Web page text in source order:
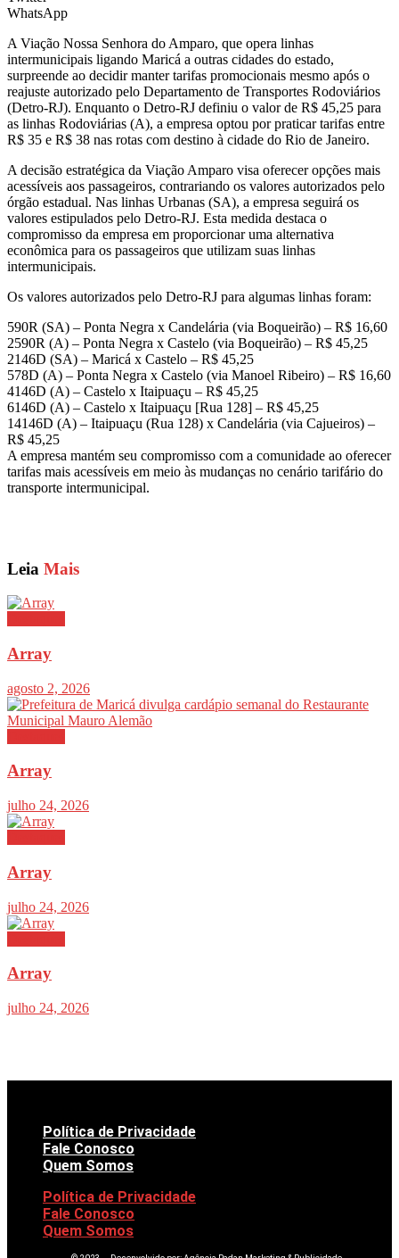
WhatsApp
A Viação Nossa Senhora do Amparo, que opera linhas
intermunicipais ligando Maricá a outras cidades do estado,
surpreende ao decidir manter tarifas promocionais mesmo após o
reajuste autorizado pelo Departamento de Transportes Rodoviários
(Detro-RJ). Enquanto o Detro-RJ definiu o valor de R$ 45,25 para
as linhas Rodoviárias (A), a empresa optou por praticar tarifas entre
R$ 35 e R$ 38 nas rotas com destino à cidade do Rio de Janeiro.
A decisão estratégica da Viação Amparo visa oferecer opções mais
acessíveis aos passageiros, contrariando os valores autorizados pelo
órgão estadual. Nas linhas Urbanas (SA), a empresa seguirá os
valores estipulados pelo Detro-RJ. Esta medida destaca o
compromisso da empresa em proporcionar uma alternativa
econômica para os passageiros que utilizam suas linhas
intermunicipais.
Os valores autorizados pelo Detro-RJ para algumas linhas foram:
590R (SA) – Ponta Negra x Candelária (via Boqueirão) – R$ 16,60
2590R (A) – Ponta Negra x Castelo (via Boqueirão) – R$ 45,25
2146D (SA) – Maricá x Castelo – R$ 45,25
578D (A) – Ponta Negra x Castelo (via Manoel Ribeiro) – R$ 16,60
4146D (A) – Castelo x Itaipuaçu – R$ 45,25
6146D (A) – Castelo x Itaipuaçu [Rua 128] – R$ 45,25
14146D (A) – Itaipuaçu (Rua 128) x Candelária (via Cajueiros) –
R$ 45,25
A empresa mantém seu compromisso com a comunidade ao oferecer
tarifas mais acessíveis em meio às mudanças no cenário tarifário do
transporte intermunicipal.
Leia Mais
Array
agosto 2, 2026
Array
julho 24, 2026
Array
julho 24, 2026
Array
julho 24, 2026
Política de Privacidade
Fale Conosco
Quem Somos
Política de Privacidade
Fale Conosco
Quem Somos